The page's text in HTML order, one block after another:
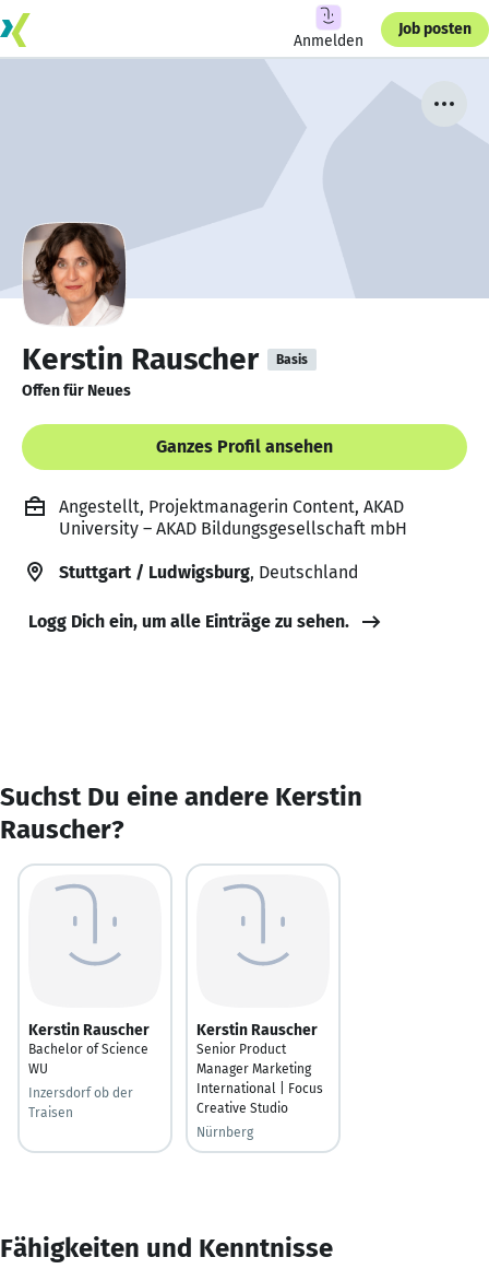
Anmelden
Job posten
Kerstin Rauscher Basis
Offen für Neues
Ganzes Profil ansehen
Angestellt, Projektmanagerin Content, AKAD
University – AKAD Bildungsgesellschaft mbH
Stuttgart / Ludwigsburg, Deutschland
Logg Dich ein, um alle Einträge zu sehen.
Suchst Du eine andere Kerstin
Rauscher?
Kerstin Rauscher
Bachelor of Science
WU
Inzersdorf ob der
Traisen
Kerstin Rauscher
Senior Product
Manager Marketing
International | Focus
Creative Studio
Nürnberg
Fähigkeiten und Kenntnisse